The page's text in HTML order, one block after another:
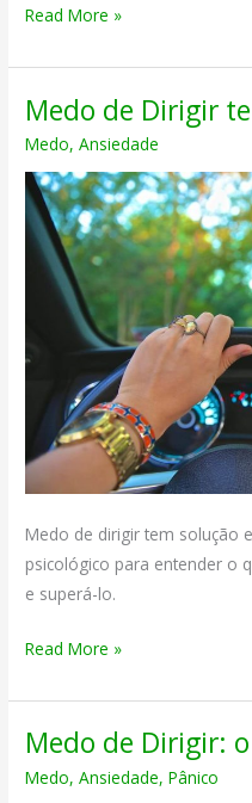
Como
o
medo
Read More »
Medo de Dirigir
Medo,Ansiedade
Medo de dirigir tem solução
psicológico para entender o
e superá-lo.
Medo
Dirigir
tem
solução
Read More »
Medo de Dirigir:
Medo,Ansiedade,Pânico